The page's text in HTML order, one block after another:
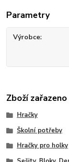
Parametry
Výrobce
Zboží
Hračky
Školní potřeby
Hračky pro holky